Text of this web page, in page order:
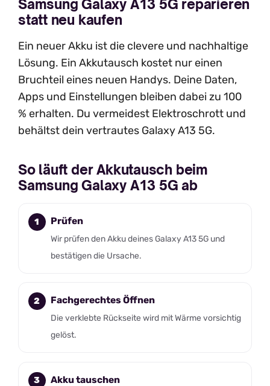
Samsung Galaxy A13 5G reparieren
statt neu kaufen
Ein neuer Akku ist die clevere und nachhaltige
Lösung. Ein Akkutausch kostet nur einen
Bruchteil eines neuen Handys. Deine Daten,
Apps und Einstellungen bleiben dabei zu 100
% erhalten. Du vermeidest Elektroschrott und
behältst dein vertrautes Galaxy A13 5G.
So läuft der Akkutausch beim
Samsung Galaxy A13 5G ab
Prüfen
Wir prüfen den Akku deines Galaxy A13 5G und
bestätigen die Ursache.
Fachgerechtes Öffnen
Die verklebte Rückseite wird mit Wärme vorsichtig
gelöst.
Akku tauschen